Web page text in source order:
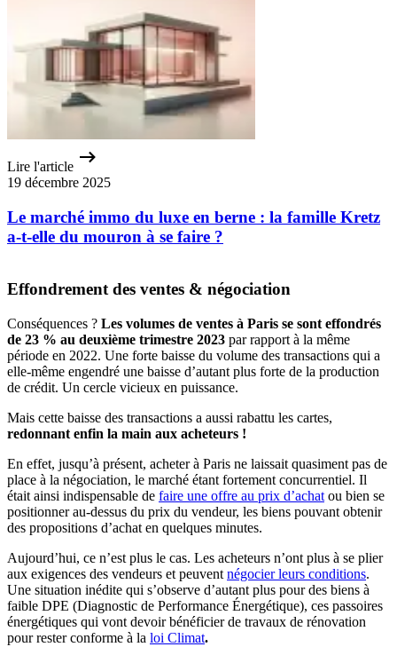
Lire l'article
19 décembre 2025
Le marché immo du luxe en berne : la famille Kretz
a-t-elle du mouron à se faire ?
Effondrement des ventes & négociation
Conséquences ? Les volumes de ventes à Paris se sont effondrés
de 23 % au deuxième trimestre 2023 par rapport à la même
période en 2022. Une forte baisse du volume des transactions qui a
elle-même engendré une baisse d’autant plus forte de la production
de crédit. Un cercle vicieux en puissance.
Mais cette baisse des transactions a aussi rabattu les cartes,
redonnant enfin la main aux acheteurs !
En effet, jusqu’à présent, acheter à Paris ne laissait quasiment pas de
place à la négociation, le marché étant fortement concurrentiel. Il
était ainsi indispensable de faire une offre au prix d’achat ou bien se
positionner au-dessus du prix du vendeur, les biens pouvant obtenir
des propositions d’achat en quelques minutes.
Aujourd’hui, ce n’est plus le cas. Les acheteurs n’ont plus à se plier
aux exigences des vendeurs et peuvent négocier leurs conditions.
Une situation inédite qui s’observe d’autant plus pour des biens à
faible DPE (Diagnostic de Performance Énergétique), ces passoires
énergétiques qui vont devoir bénéficier de travaux de rénovation
pour rester conforme à la loi Climat.